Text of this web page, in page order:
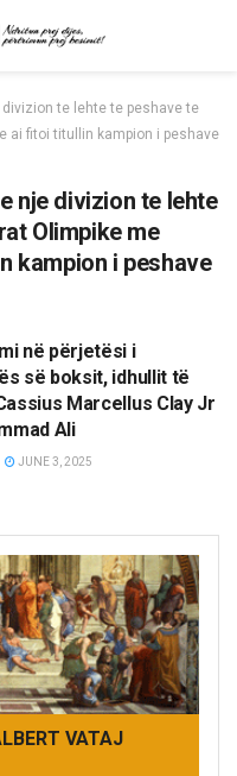
te lehte te peshave te
ai fitoi titullin kampion i peshave
nje divizion te lehte
Olimpike me
kampion i peshave
në përjetësi i
së boksit, idhullit të
Marcellus Clay Jr
Ali
JUNE 3, 2025
VATAJ